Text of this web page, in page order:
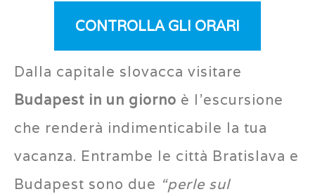
CONTROLLA GLI ORARI
Dalla capitale slovacca visitare
Budapest in un giorno è l’escursione
che renderà indimenticabile la tua
vacanza. Entrambe le città Bratislava e
Budapest sono due “perle sul